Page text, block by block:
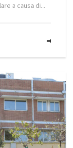
a causa di...